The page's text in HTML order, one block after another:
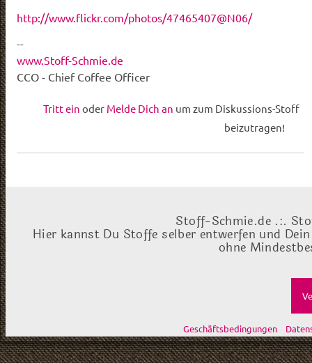
http://www.flickr.com/photos/47465407@N06/
--
www.Stoff-Schmie.de
CCO - Chief Coffee Officer
Tritt ein oder Melde Dich an um zum Diskussions-Stoff
beizutragen!
Stoff-Schmie.de .:.
Hier kannst Du Stoffe selber entwerfen und
ohne
Geschäftsbedingungen